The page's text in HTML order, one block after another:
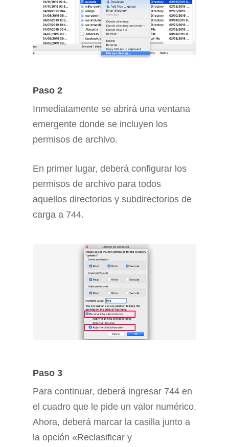
Paso 2
Inmediatamente se abrirá una ventana
emergente donde se incluyen los
permisos de archivo.
En primer lugar, deberá configurar los
permisos de archivo para todos
aquellos directorios y subdirectorios de
carga a 744.
Paso 3
Para continuar, deberá ingresar 744 en
el cuadro que le pide un valor numérico.
Ahora, deberá marcar la casilla junto a
la opción «Reclasificar y